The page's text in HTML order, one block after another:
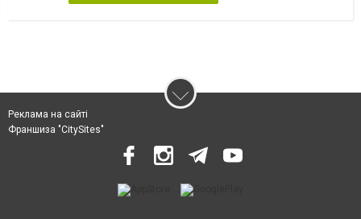
Реклама на сайті
Франшиза "CitySites"